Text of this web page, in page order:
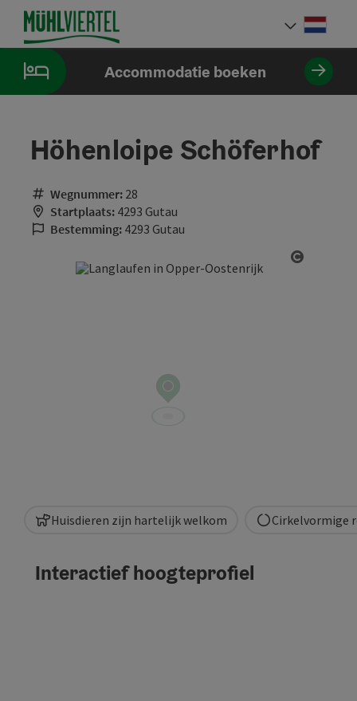
InhoudAccesskey
[0]
NavigatieAccesskey
[1]
PaginabeginAccesskey
[2]
Accommodatie boeken
Höhenloipe Schöferhof
Wegnummer: 28
Startplaats: 4293 Gutau
Bestemming: 4293 Gutau
Huisdieren zijn hartelijk welkom Cirkelvormige
Interactief hoogteprofiel